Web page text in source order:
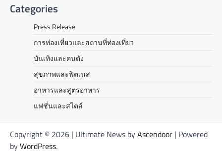
Categories
Press Release
การท่องเที่ยวและสถานที่ท่องเที่ยว
บันเทิงและคนดัง
สุขภาพและฟิตเนส
อาหารและสูตรอาหาร
แฟชั่นและสไตล์
Copyright © 2026 | Ultimate News byAscendoor | Powered
byWordPress.